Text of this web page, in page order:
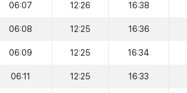
06:07 12:26 16:38
06:08 12:25 16:36
06:09 12:25 16:34
06:11 12:25 16:33